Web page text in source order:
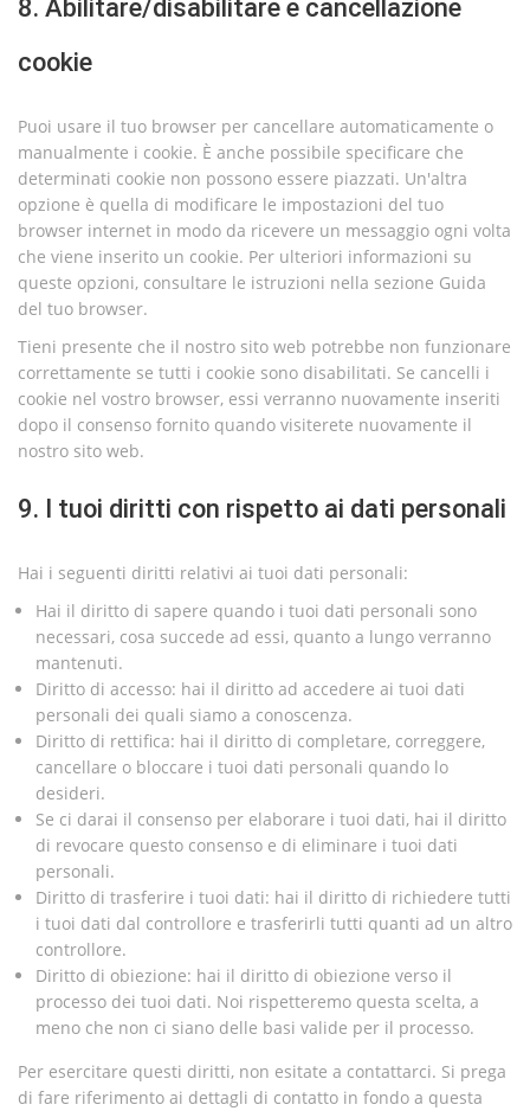
8. Abilitare/disabilitare e cancellazione
cookie
Puoi usare il tuo browser per cancellare automaticamente o
manualmente i cookie. È anche possibile specificare che
determinati cookie non possono essere piazzati. Un'altra
opzione è quella di modificare le impostazioni del tuo
browser internet in modo da ricevere un messaggio ogni volta
che viene inserito un cookie. Per ulteriori informazioni su
queste opzioni, consultare le istruzioni nella sezione Guida
del tuo browser.
Tieni presente che il nostro sito web potrebbe non funzionare
correttamente se tutti i cookie sono disabilitati. Se cancelli i
cookie nel vostro browser, essi verranno nuovamente inseriti
dopo il consenso fornito quando visiterete nuovamente il
nostro sito web.
9. I tuoi diritti con rispetto ai dati personali
Hai i seguenti diritti relativi ai tuoi dati personali:
Hai il diritto di sapere quando i tuoi dati personali sono
necessari, cosa succede ad essi, quanto a lungo verranno
mantenuti.
Diritto di accesso: hai il diritto ad accedere ai tuoi dati
personali dei quali siamo a conoscenza.
Diritto di rettifica: hai il diritto di completare, correggere,
cancellare o bloccare i tuoi dati personali quando lo
desideri.
Se ci darai il consenso per elaborare i tuoi dati, hai il diritto
di revocare questo consenso e di eliminare i tuoi dati
personali.
Diritto di trasferire i tuoi dati: hai il diritto di richiedere tutti
i tuoi dati dal controllore e trasferirli tutti quanti ad un altro
controllore.
Diritto di obiezione: hai il diritto di obiezione verso il
processo dei tuoi dati. Noi rispetteremo questa scelta, a
meno che non ci siano delle basi valide per il processo.
Per esercitare questi diritti, non esitate a contattarci. Si prega
di fare riferimento ai dettagli di contatto in fondo a questa